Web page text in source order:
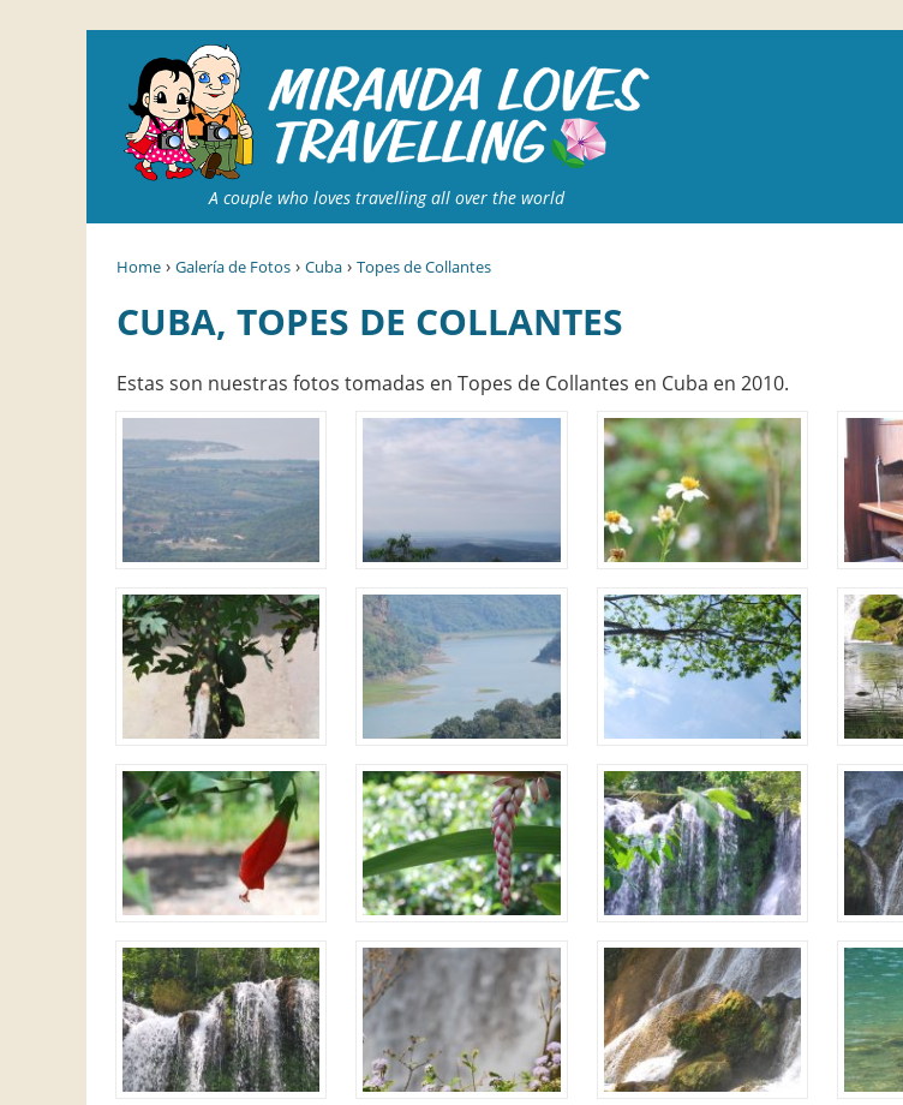
A couple who loves travelling all over the world
Home › Galería de Fotos › Cuba › Topes de Collantes
CUBA, TOPES DE COLLANTES
Estas son nuestras fotos tomadas en Topes de Collantes en Cuba en 2010.